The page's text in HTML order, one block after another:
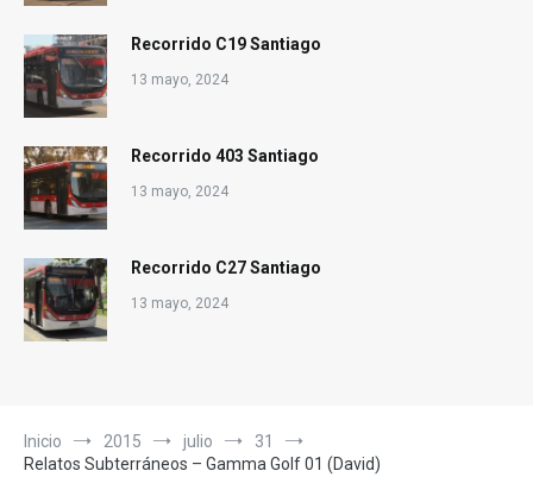
Recorrido C19 Santiago
13 mayo, 2024
Recorrido 403 Santiago
13 mayo, 2024
Recorrido C27 Santiago
13 mayo, 2024
Inicio 2015 julio
31
Relatos Subterráneos – Gamma Golf 01 (David)